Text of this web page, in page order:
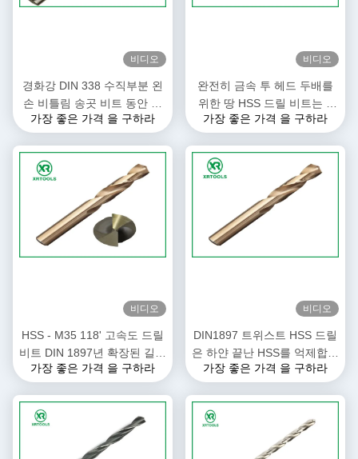
비디오
경화강 DIN 338 수직부분 왼
손 비틀림 송곳 비트 동안 광
택마무리 HSS 드릴 비트
가장 좋은 가격 을 구하라
비디오
완전히 금속 투 헤드 두배를
위한 땅 HSS 드릴 비트는 2
밀리미터를 마쳤습니다 - 6 밀
가장 좋은 가격 을 구하라
비디오
HSS - M35 118' 고속도 드릴
비트 DIN 1897년 확장된 길이
호박색
가장 좋은 가격 을 구하라
비디오
DIN1897 트위스트 HSS 드릴
은 하얀 끝난 HSS를 억제합니
다 - 4241 재료 60 - 66HRC
가장 좋은 가격 을 구하라